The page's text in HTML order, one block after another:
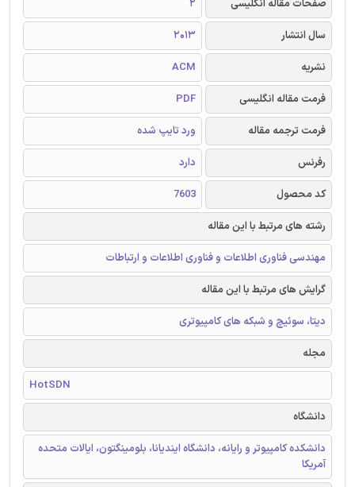
صفحات مقاله انگلیسی
2
سال انتشار
2013
نشریه
ACM
فرمت مقاله انگلیسی
PDF
فرمت ترجمه مقاله
ورد تایپ شده
رفرنس
دارد
کد محصول
7603
رشته های مرتبط با این مقاله
مهندسی فناوری اطلاعات و فناوری اطلاعات و ارتباطات
گرایش های مرتبط با این مقاله
دیتا، سوئیچ و شبکه های کامپیوتری
مجله
HotSDN
دانشگاه
دانشکده کامپیوتر و رایانه، دانشگاه ایندیانا، بلومینگتون، ایالات متحده
آمریکا